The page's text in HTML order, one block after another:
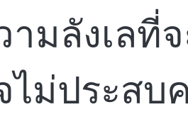
ามลังเลที่
ไม่ประสบ